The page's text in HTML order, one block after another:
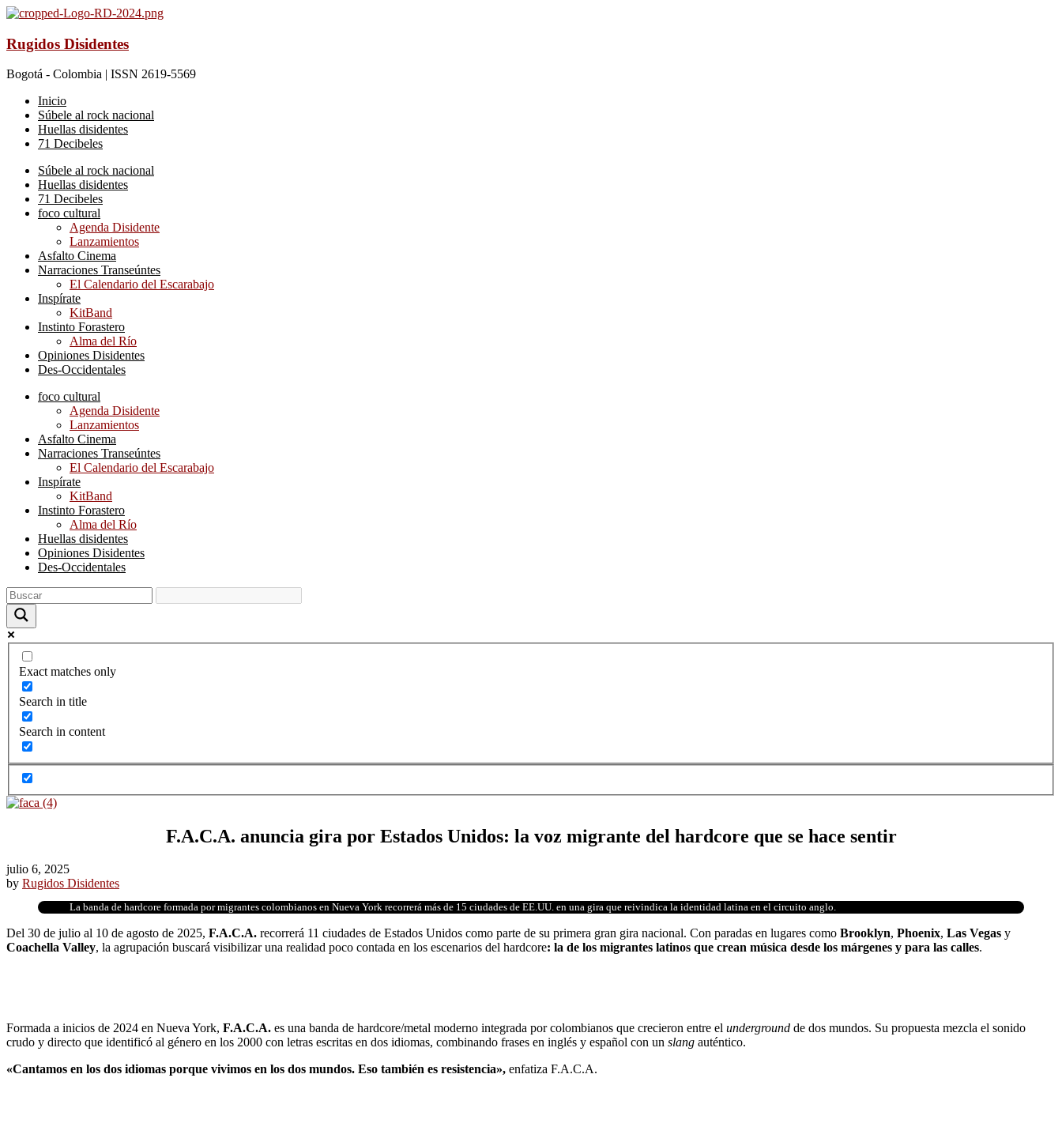
Rugidos Disidentes
Bogotá - Colombia | ISSN 2619-5569
Inicio
Súbele al rock nacional
Huellas disidentes
71 Decibeles
Súbele al rock nacional
Huellas disidentes
71 Decibeles
foco cultural
Agenda Disidente
Lanzamientos
Asfalto Cinema
Narraciones Transeúntes
El Calendario del Escarabajo
Inspírate
KitBand
Instinto Forastero
Alma del Río
Opiniones Disidentes
Des-Occidentales
foco cultural
Agenda Disidente
Lanzamientos
Asfalto Cinema
Narraciones Transeúntes
El Calendario del Escarabajo
Inspírate
KitBand
Instinto Forastero
Alma del Río
Huellas disidentes
Opiniones Disidentes
Des-Occidentales
Exact matches only
Search in title
Search in content
F.A.C.A. anuncia gira por Estados Unidos: la voz migrante del hardcore que se hace sentir
julio 6, 2025
by Rugidos Disidentes
La banda de hardcore formada por migrantes colombianos en Nueva York recorrerá más de 15 ciudades de EE.UU. en una gira que reivindica la identidad latina en el circuito anglo.
Del 30 de julio al 10 de agosto de 2025, F.A.C.A. recorrerá 11 ciudades de Estados Unidos como parte de su primera gran gira nacional. Con paradas en lugares como Brooklyn, Phoenix, Las Vegas y
Coachella Valley, la agrupación buscará visibilizar una realidad poco contada en los escenarios del hardcore: la de los migrantes latinos que crean música desde los márgenes y para las calles.
Formada a inicios de 2024 en Nueva York, F.A.C.A. es una banda de hardcore/metal moderno integrada por colombianos que crecieron entre el underground de dos mundos. Su propuesta mezcla el sonido
crudo y directo que identificó al género en los 2000 con letras escritas en dos idiomas, combinando frases en inglés y español con un slang auténtico.
«Cantamos en los dos idiomas porque vivimos en los dos mundos. Eso también es resistencia», enfatiza F.A.C.A.